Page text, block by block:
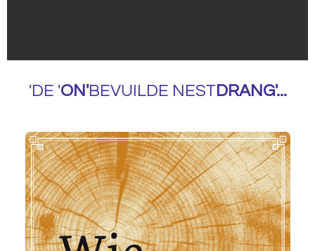
'DE 'ON'BEVUILDE NESTDRANG'...